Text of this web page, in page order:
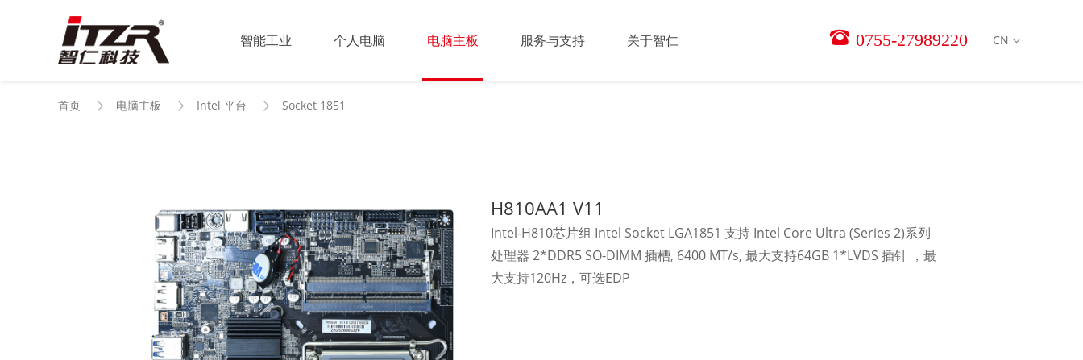
智能工业 个人电脑 电脑主板 服务与支持 关于智仁 CN
0755-27989220
首页 电脑主板 Intel 平台 Socket 1851
H810AA1 V11
Intel-H810芯片组 Intel Socket LGA1851 支持 Intel Core Ultra (Series 2)系列
处理器 2*DDR5 SO-DIMM 插槽, 6400 MT/s, 最大支持64GB 1*LVDS 插针 ，最
大支持120Hz，可选EDP